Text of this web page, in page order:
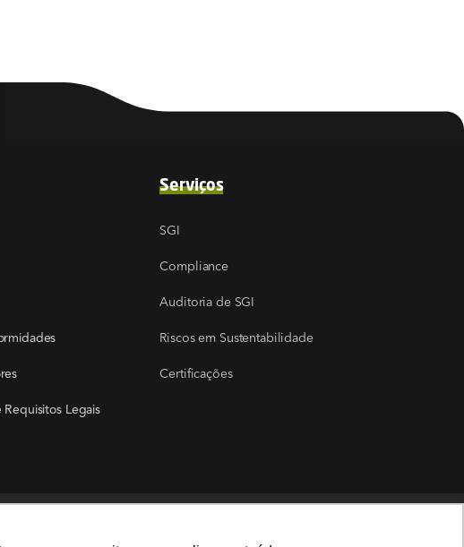
Legais
Serviços
SGI
Compliance
Auditoria de SGI
Riscos em Sustentabilidade
Certificações